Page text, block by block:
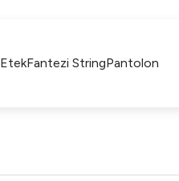
EtekFantezi StringPantolon